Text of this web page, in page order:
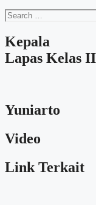
Search
for:
Kepala
Lapas Kelas
Yuniarto
Video
Link Terkait